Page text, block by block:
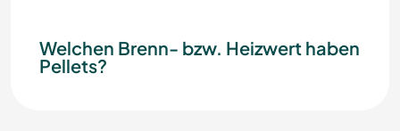
Welchen Brenn- bzw. Heizwert haben
Pellets?